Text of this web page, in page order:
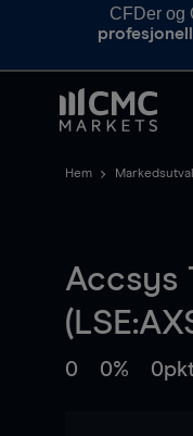
CFDer og
Hem
Accsys
0 0%